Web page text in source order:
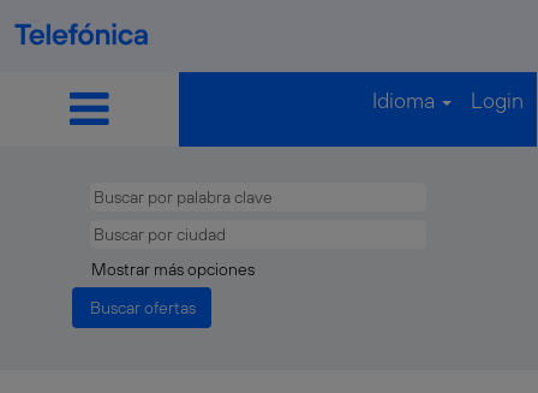
Idioma Login
Mostrar más opciones